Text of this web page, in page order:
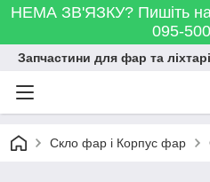
НЕМА ЗВ'ЯЗКУ? Пишіть
095-
Запчастини для фар та
Скло фар і Корпус фар